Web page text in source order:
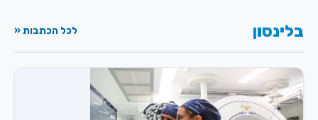
בלינסון לכל הכתבות «